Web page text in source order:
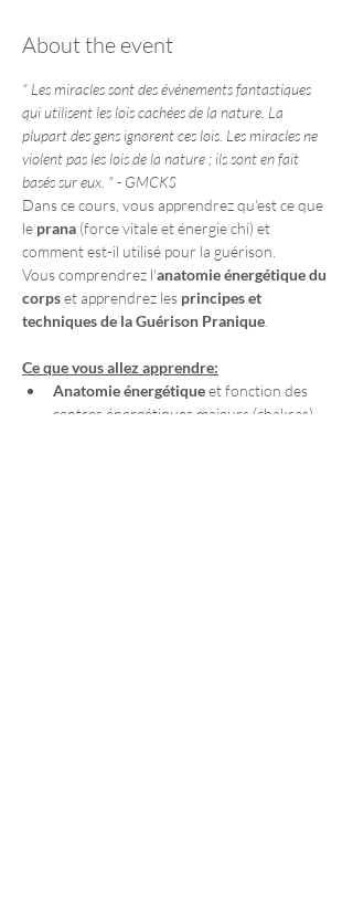
About the event
" Les miracles sont des événements fantastiques
qui utilisent les lois cachées de la nature. La
plupart des gens ignorent ces lois. Les miracles ne
violent pas les lois de la nature ; ils sont en fait
basés sur eux. " - GMCKS
Dans ce cours, vous apprendrez qu'est ce que
le prana (force vitale et énergie chi) et
comment est-il utilisé pour la guérison.
Vous comprendrez l'anatomie énergétique du
corps et apprendrez les principes et
techniques de la Guérison Pranique
Ce que vous allez apprendre:
Anatomie énergétique et fonction des
centres énergétiques majeurs (chakras)